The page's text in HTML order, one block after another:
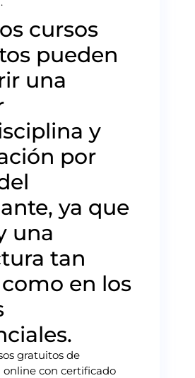
cursos
pueden
una
y
por
ya que
una
tan
en los
gratuitos de
con certificado